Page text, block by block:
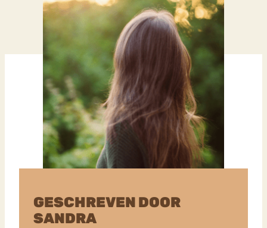
GESCHREVEN DOOR
SANDRA